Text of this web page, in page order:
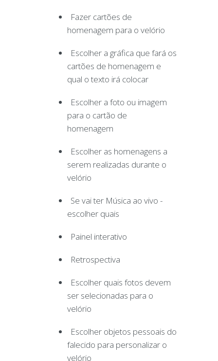
Fazer cartões de
homenagem para o velório
Escolher a gráfica que fará os
cartões de homenagem e
qual o texto irá colocar
Escolher a foto ou imagem
para o cartão de
homenagem
Escolher as homenagens a
serem realizadas durante o
velório
Se vai ter Música ao vivo -
escolher quais
Painel interativo
Retrospectiva
Escolher quais fotos devem
ser selecionadas para o
velório
Escolher objetos pessoais do
falecido para personalizar o
velório